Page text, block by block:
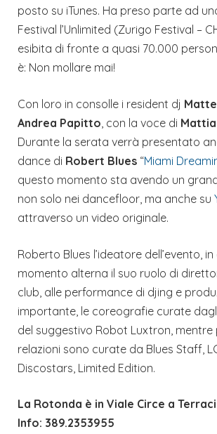
posto su iTunes. Ha preso parte ad
Festival l’Unlimited (Zurigo Festival –
esibita di fronte a quasi 70.000
è: Non mollare mai!
Con loro in consolle i resident dj
Andrea Papitto , con la voce di
Durante la serata verrà presentato
dance di Robert Blues “Miami
questo momento sta avendo un
non solo nei dancefloor, ma anche su
attraverso un video originale.
Roberto Blues l’ideatore dell’evento,
momento alterna il suo ruolo di
club, alle performance di djing e
importante, le coreografie curate
del suggestivo Robot Luxtron, mentre
relazioni sono curate da Blues Staff,
Discostars, Limited Edition.
La Rotonda è in Viale Circe a
Info: 389.2353955